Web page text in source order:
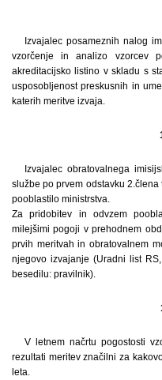
Izvajalec posameznih nalog
vzorčenje in analizo vzorcev
akreditacijsko listino v skladu s
usposobljenost preskusnih in
katerih meritve izvaja.
Izvajalec obratovalnega
službe po prvem odstavku
pooblastilo ministrstva.
Za pridobitev in odvzem
milejšimi pogoji v prehodnem
prvih meritvah in obratovalnem
njegovo izvajanje (Uradni list
besedilu: pravilnik).
V letnem načrtu pogostosti
rezultati meritev značilni za
leta.